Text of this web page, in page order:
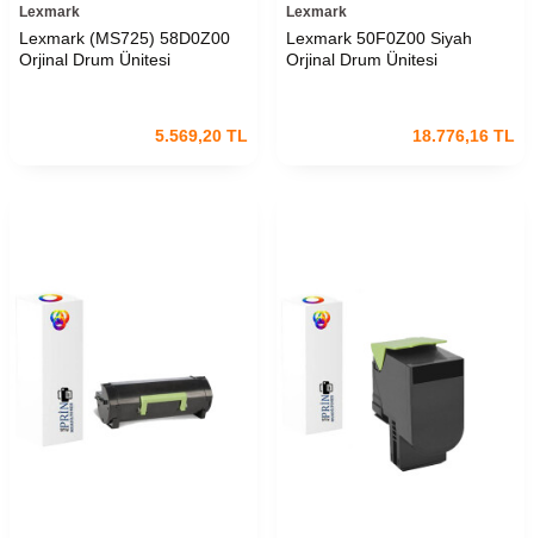
Lexmark
Lexmark (MS725) 58D0Z00
Orjinal Drum Ünitesi
5.569,20 TL
Lexmark
Lexmark 50F0Z00 Siyah
Orjinal Drum Ünitesi
18.776,16 TL